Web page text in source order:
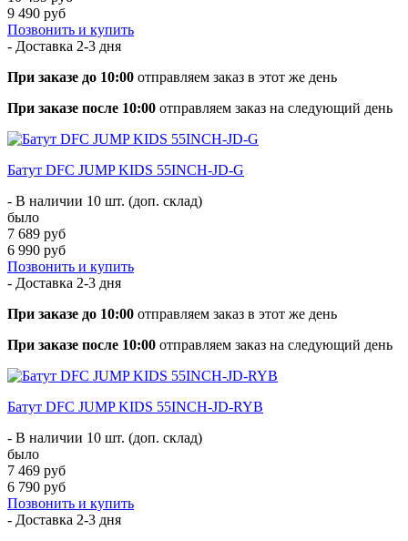
9 490 руб
Позвонить и купить
- Доставка 2-3 дня
При заказе до 10:00 отправляем заказ в этот же день
При заказе после 10:00 отправляем заказ на следующий день
Батут DFC JUMP KIDS 55INCH-JD-G
- В наличии 10 шт. (доп. склад)
было
7 689 руб
6 990 руб
Позвонить и купить
- Доставка 2-3 дня
При заказе до 10:00 отправляем заказ в этот же день
При заказе после 10:00 отправляем заказ на следующий день
Батут DFC JUMP KIDS 55INCH-JD-RYB
- В наличии 10 шт. (доп. склад)
было
7 469 руб
6 790 руб
Позвонить и купить
- Доставка 2-3 дня